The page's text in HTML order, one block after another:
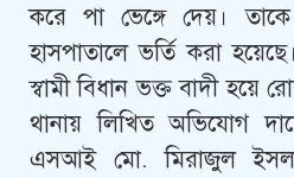
করে পা ভেঙ্গে দেয়।
হাসপাতালে ভর্তি করা
স্বামী বিধান ভক্ত বাদী হয়ে
থানায় লিখিত অভিযোগ
এসআই মো. মিরাজুল